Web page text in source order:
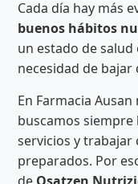
Cada día hay más
buenos hábitos
un estado de
necesidad de bajar
En Farmacia
buscamos siempre
servicios y
preparados. Por